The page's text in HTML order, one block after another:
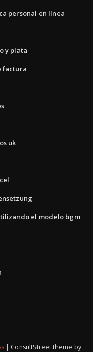
personal en línea
y plata
factura
uk
el modelo bgm
ConsultStreet theme by